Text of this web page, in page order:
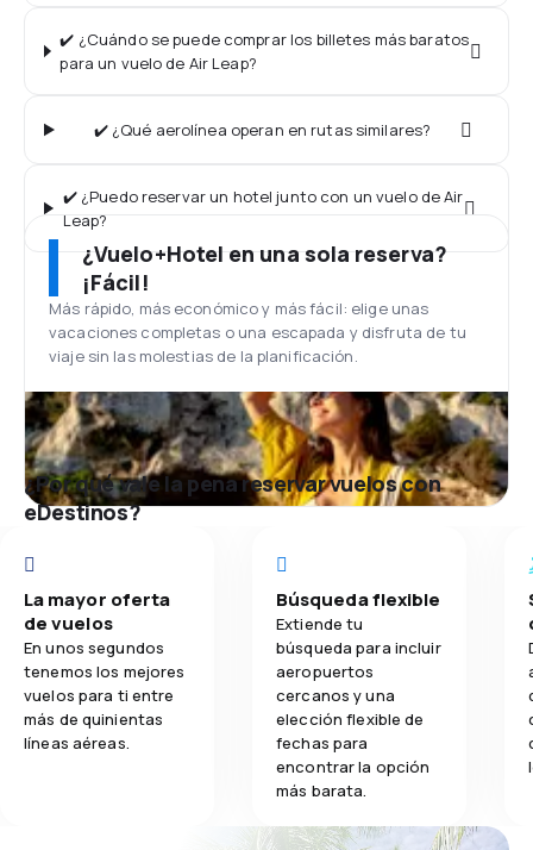
✔️ ¿Cuándo se puede comprar los billetes más baratos
para un vuelo de Air Leap?
✔️ ¿Qué aerolínea operan en rutas similares?
✔️ ¿Puedo reservar un hotel junto con un vuelo de Air
Leap?
¿Vuelo+Hotel en una sola reserva?
¡Fácil!
Más rápido, más económico y más fácil: elige unas
vacaciones completas o una escapada y disfruta de tu
viaje sin las molestias de la planificación.
¿Por qué vale la pena reservar vuelos con
eDestinos?
La mayor oferta
de vuelos
En unos segundos
tenemos los mejores
vuelos para ti entre
más de quinientas
líneas aéreas.
Búsqueda flexible
Extiende tu
búsqueda para incluir
aeropuertos
cercanos y una
elección flexible de
fechas para
encontrar la opción
más barata.